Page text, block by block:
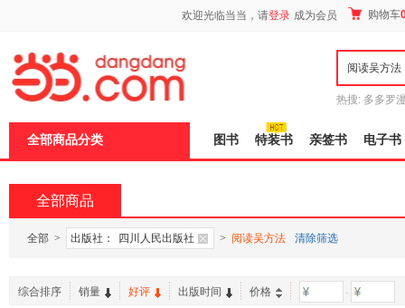
欢迎光临当当，请登录 成为会员 购物车
热搜: 多多罗
全部商品分类 图书 特装书 亲签书 电子书
全部商品
全部 > 出版社： 四川人民出版社 > 阅读吴方法 清除筛选
综合排序 销量 好评 出版时间 价格 -
页
加